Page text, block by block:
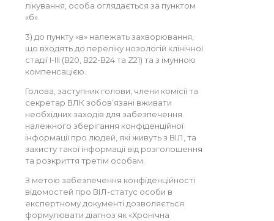
лікування, особа оглядається за пунктом
«б».
3) до пункту «в» належать захворювання,
що входять до переліку нозологій клінічної
стадії I-III (В20, В22-В24 та Z21) та з імунною
компенсацією.
Голова, заступник голови, члени комісії та
секретар ВЛК зобов’язані вживати
необхідних заходів для забезпечення
належного зберігання конфіденційної
інформації про людей, які живуть з ВІЛ, та
захисту такої інформації від розголошення
та розкриття третім особам.
З метою забезпечення конфіденційності
відомостей про ВІЛ-статус особи в
експертному документі дозволяється
формулювати діагноз як «Хронічна